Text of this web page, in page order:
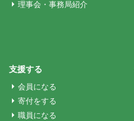
ョ
ン
理事会・事務局紹介
支援する
会員になる
寄付をする
職員になる